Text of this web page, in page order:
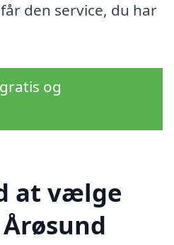
den service, du har
og
at vælge